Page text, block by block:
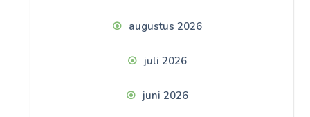
augustus 2026
juli 2026
juni 2026